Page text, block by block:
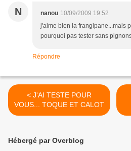
N nanou 10/09/2009 19:52
j'aime bien la frangipane...mais
pourquoi pas tester sans
Répondre
< J'AI TESTE POUR
VOUS... TOQUE ET CALOT
Hébergé par Overblog